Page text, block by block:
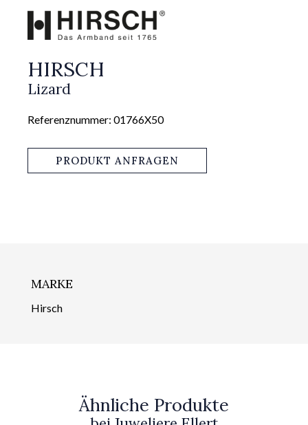
HIRSCH
Lizard
Referenznummer: 01766X50
PRODUKT ANFRAGEN
MARKE
Hirsch
Ähnliche Produkte